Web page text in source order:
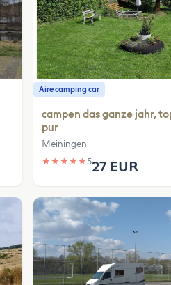
Aire camping car
campen das ganze jahr,
pur
Meiningen
★ ★ ★ ★ ★527 EUR